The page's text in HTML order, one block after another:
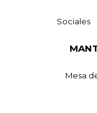
Sociales
Mesa